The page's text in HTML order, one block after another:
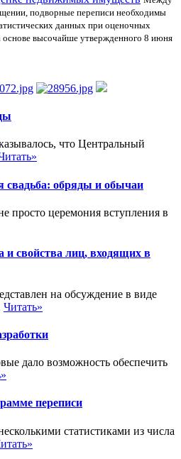
подворные переписи необходимы
данных при оценочных
высочайше утвержденного 8 июня
что Центральный
свадьба: обряды и обычаи
просто церемония вступления в
и свойства лиц, входящих в
на обсуждение в виде
Читать»
дало возможность обеспечить
переписи
статистиками из числа